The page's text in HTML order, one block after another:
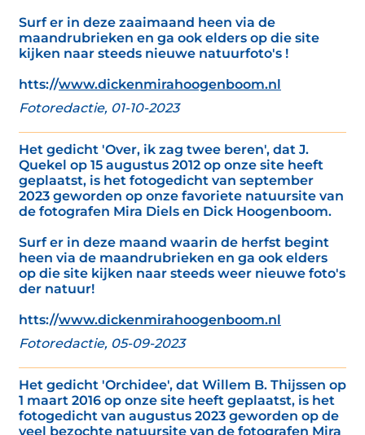
Surf er in deze zaaimaand heen via de
maandrubrieken en ga ook elders op die site
kijken naar steeds nieuwe natuurfoto's !
htts://www.dickenmirahoogenboom.nl
Fotoredactie, 01-10-2023
Het gedicht 'Over, ik zag twee beren', dat J.
Quekel op 15 augustus 2012 op onze site heeft
geplaatst, is het fotogedicht van september
2023 geworden op onze favoriete natuursite van
de fotografen Mira Diels en Dick Hoogenboom.
Surf er in deze maand waarin de herfst begint
heen via de maandrubrieken en ga ook elders
op die site kijken naar steeds weer nieuwe foto's
der natuur!
htts://www.dickenmirahoogenboom.nl
Fotoredactie, 05-09-2023
Het gedicht 'Orchidee', dat Willem B. Thijssen op
1 maart 2016 op onze site heeft geplaatst, is het
fotogedicht van augustus 2023 geworden op de
veel bezochte natuursite van de fotografen Mira